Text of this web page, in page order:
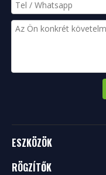
ESZKÖZÖK
RÖGZÍTŐK